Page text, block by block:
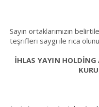
Sayın ortaklarımızın
teşrifleri saygı ile rica
İHLAS YAYIN HOLDİNG